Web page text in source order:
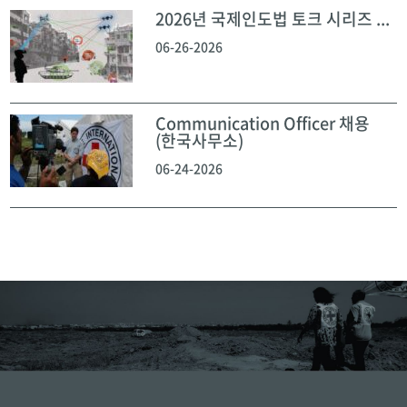
2026년 국제인도법 토크 시리즈 ...
06-26-2026
Communication Officer 채용
(한국사무소)
06-24-2026